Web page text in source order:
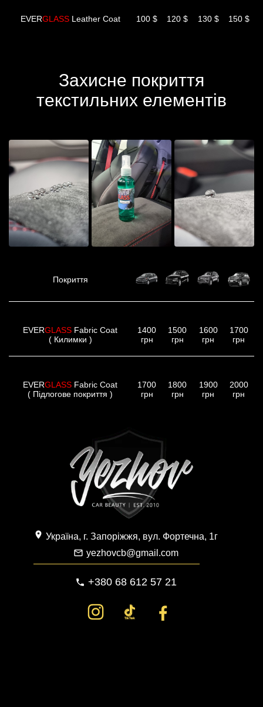
EVERGLASSLeather Coat 100 $ 120 $ 130 $ 150 $
Захисне покриття
текстильних елементів
Покриття
EVERGLASS Fabric Coat
( Килимки )
1400
грн
1500
грн
1600
грн
1700
грн
EVERGLASS Fabric Coat
( Підлогове покриття )
1700
грн
1800
грн
1900
грн
2000
грн
location_on Україна, г. Запоріжжя, вул. Фортечна, 1г
mail_outline yezhovcb@gmail.com
phone +380 68 612 57 21